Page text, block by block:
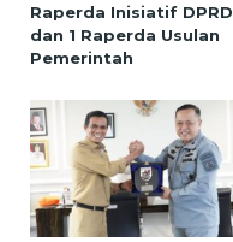
Raperda Inisiatif DPRD
dan 1 Raperda Usulan
Pemerintah